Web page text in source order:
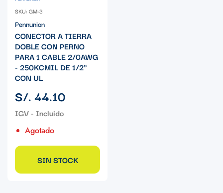
SKU: GM-3
Pennunion
CONECTOR A TIERRA
DOBLE CON PERNO
PARA 1 CABLE 2/0AWG
- 250KCMIL DE 1/2"
CON UL
Precio
regular
S/. 44.10
Agotado
SIN STOCK